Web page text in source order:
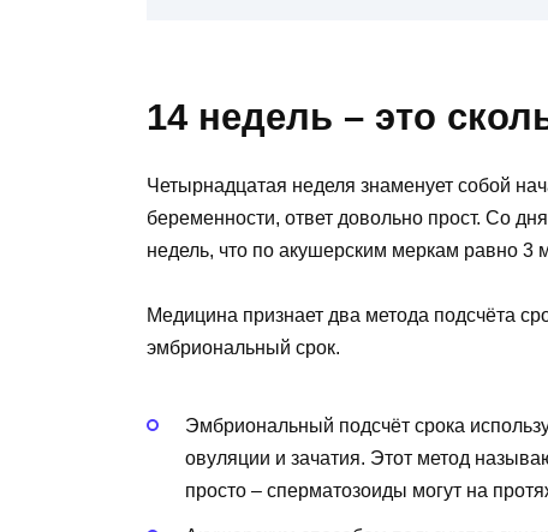
14 недель – это
Четырнадцатая неделя знаменует собой
беременности, ответ довольно прост. Со
недель, что по акушерским меркам равно
Медицина признает два метода подсчёта
эмбриональный срок.
Эмбриональный подсчёт срока
овуляции и зачатия. Этот метод
просто – сперматозоиды могут на